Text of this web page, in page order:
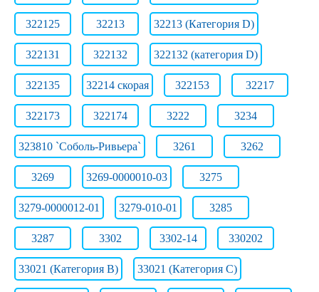
322125 32213 32213 (Категория D)
322131 322132 322132 (категория D)
322135 32214 скорая 322153 32217
322173 322174 3222 3234
323810 `Соболь-Ривьера` 3261 3262
3269 3269-0000010-03 3275
3279-0000012-01 3279-010-01 3285
3287 3302 3302-14 330202
33021 (Категория B) 33021 (Категория C)